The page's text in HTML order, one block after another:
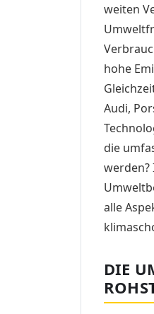
weiten
hohe
Audi,
die
alle
DIE